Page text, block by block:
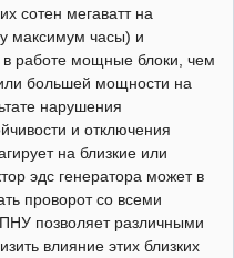
сотен мегаватт на
максимум часы) и
в работе мощные блоки, чем
большей мощности на
нарушения
и отключения
на близкие или
эдс генератора может в
проворот со всеми
позволяет различными
влияние этих близких